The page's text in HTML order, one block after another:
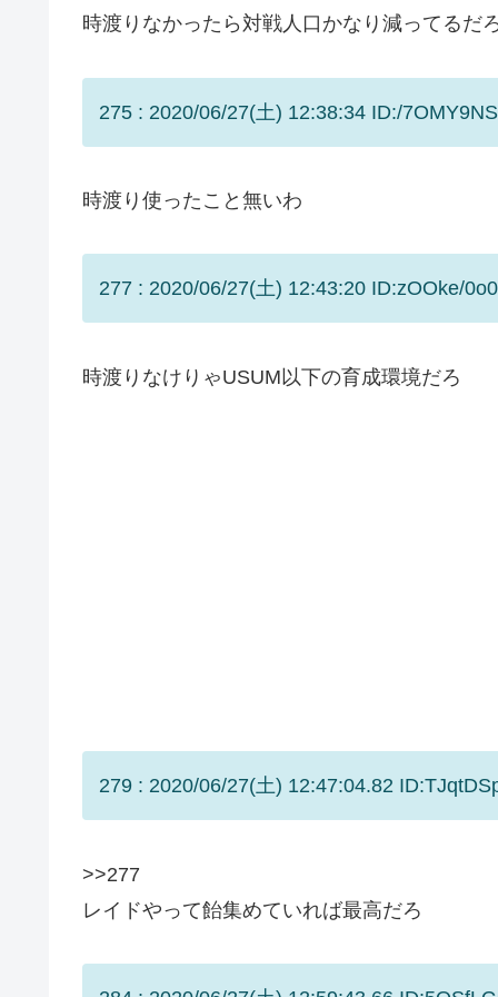
時渡りなかったら対戦人口かなり減ってるだ
275 : 2020/06/27(土) 12:38:34 ID:/
時渡り使ったこと無いわ
277 : 2020/06/27(土) 12:43:20 ID:zOOke/
時渡りなけりゃUSUM以下の育成環境だろ
279 : 2020/06/27(土) 12:47:04.82
>>277
レイドやって飴集めていれば最高だろ